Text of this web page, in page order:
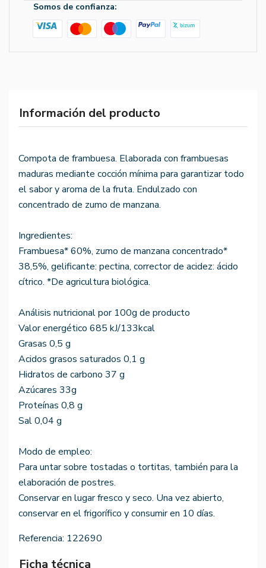
Somos de confianza:
Información del producto
Compota de frambuesa. Elaborada con frambuesas
maduras mediante cocción mínima para garantizar todo
el sabor y aroma de la fruta. Endulzado con
concentrado de zumo de manzana.
Ingredientes:
Frambuesa* 60%, zumo de manzana concentrado*
38,5%, gelificante: pectina, corrector de acidez: ácido
cítrico. *De agricultura biológica.
Análisis nutricional por 100g de producto
Valor energético 685 kJ/133kcal
Grasas 0,5 g
Acidos grasos saturados 0,1 g
Hidratos de carbono 37 g
Azúcares 33g
Proteínas 0,8 g
Sal 0,04 g
Modo de empleo:
Para untar sobre tostadas o tortitas, también para la
elaboración de postres.
Conservar en lugar fresco y seco. Una vez abierto,
conservar en el frigorífico y consumir en 10 días.
Referencia: 122690
Ficha técnica